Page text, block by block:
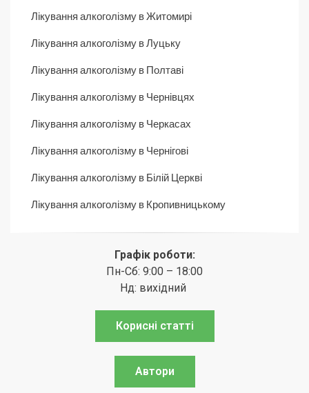
Лікування алкоголізму в Житомирі
Лікування алкоголізму в Луцьку
Лікування алкоголізму в Полтаві
Лікування алкоголізму в Чернівцях
Лікування алкоголізму в Черкасах
Лікування алкоголізму в Чернігові
Лікування алкоголізму в Білій Церкві
Лікування алкоголізму в Кропивницькому
Графік роботи:
Пн-Сб: 9:00 – 18:00
Нд: вихідний
Корисні статті
Автори